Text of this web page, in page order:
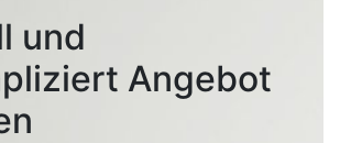
und
Angebot